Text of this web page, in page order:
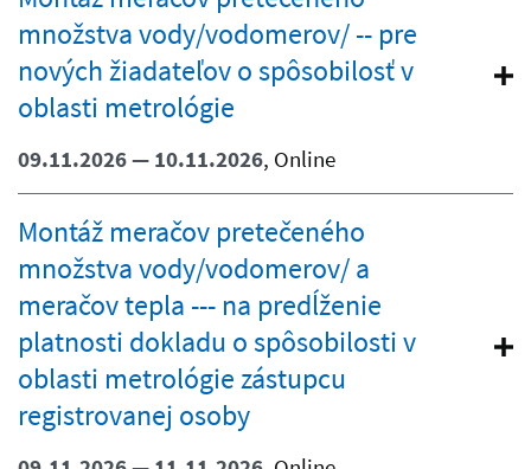
množstva vody/vodomerov/ -- pre
nových žiadateľov o spôsobilosť v
oblasti metrológie
09.11.2026 — 10.11.2026, Online
Montáž meračov pretečeného
množstva vody/vodomerov/ a
meračov tepla --- na predĺženie
platnosti dokladu o spôsobilosti v
oblasti metrológie zástupcu
registrovanej osoby